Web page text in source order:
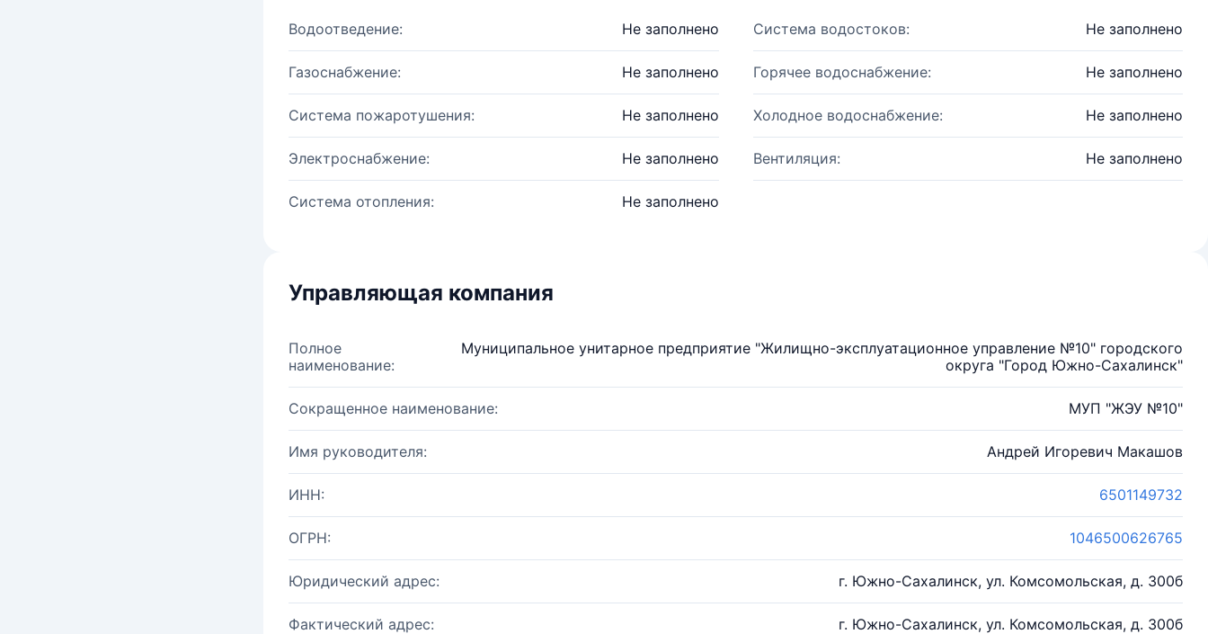
Водоотведение: Не заполнено Система водостоков: Не заполнено
Газоснабжение: Не заполнено Горячее водоснабжение: Не заполнено
Система пожаротушения: Не заполнено Холодное водоснабжение: Не заполнено
Электроснабжение: Не заполнено Вентиляция: Не заполнено
Система отопления: Не заполнено
Управляющая компания
Полное
наименование:
Муниципальное унитарное предприятие "Жилищно-эксплуатационное управление №10" городского
округа "Город Южно-Сахалинск"
Сокращенное наименование: МУП "ЖЭУ №10"
Имя руководителя: Андрей Игоревич Макашов
ИНН: 6501149732
ОГРН: 1046500626765
Юридический адрес: г. Южно-Сахалинск, ул. Комсомольская, д. 300б
Фактический адрес: г. Южно-Сахалинск, ул. Комсомольская, д. 300б